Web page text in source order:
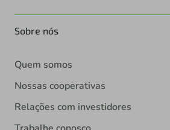
Sobre nós
Quem somos
Nossas cooperativas
Relações com investidores